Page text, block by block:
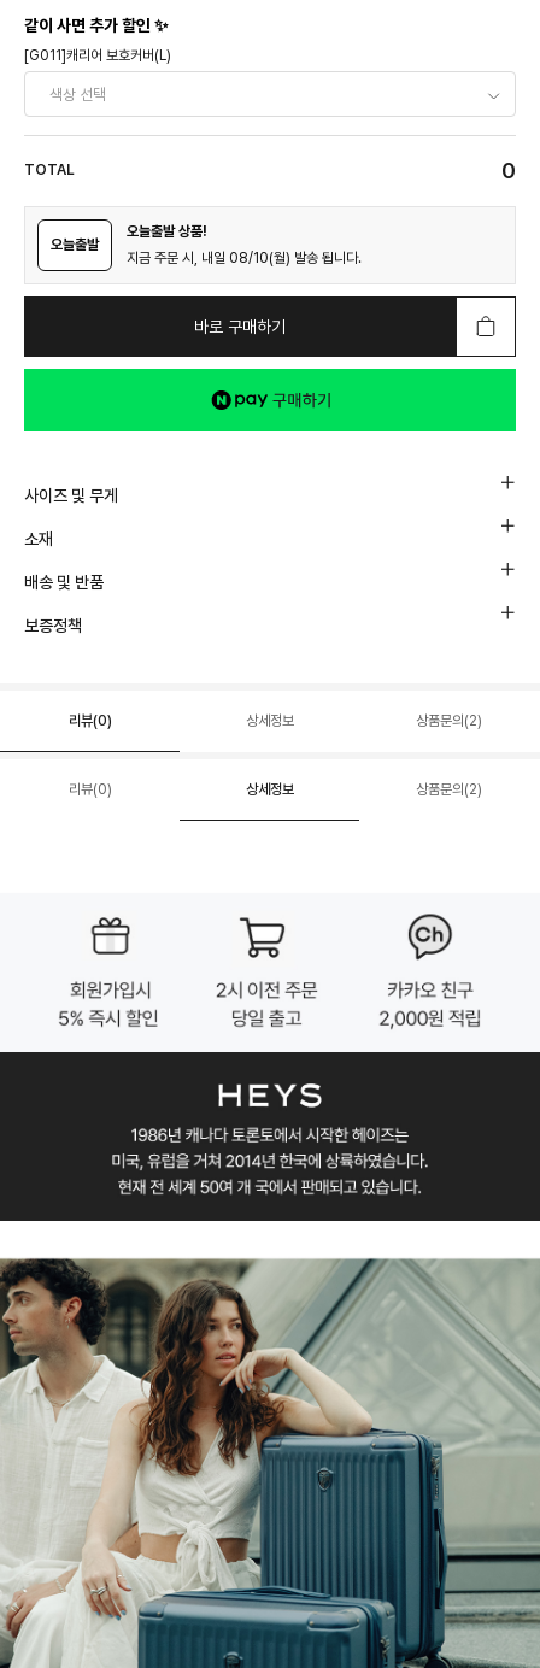
같이 사면 추가 할인 ✨
[G011]캐리어 보호커버(L)
TOTAL 0
오늘출발
오늘출발 상품!
지금 주문 시, 내일 08/10(월) 발송 됩니다.
바로 구매하기
사이즈 및 무게
소재
배송 및 반품
보증정책
리뷰(0) 상세정보 상품문의(2)
리뷰(0) 상세정보 상품문의(2)